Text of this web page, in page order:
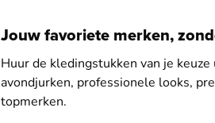
Jouw favoriete merken,
Huur de kledingstukken van je
avondjurken, professionele looks,
topmerken.